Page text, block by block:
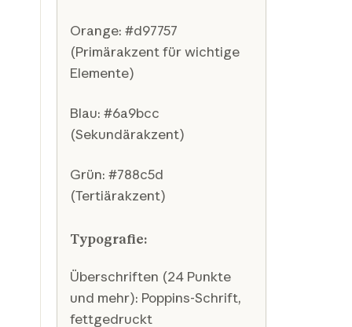
Orange: #d97757
(Primärakzent für wichtige
Elemente)
Blau: #6a9bcc
(Sekundärakzent)
Grün: #788c5d
(Tertiärakzent)
Typografie:
Überschriften (24 Punkte
und mehr): Poppins-Schrift,
fettgedruckt